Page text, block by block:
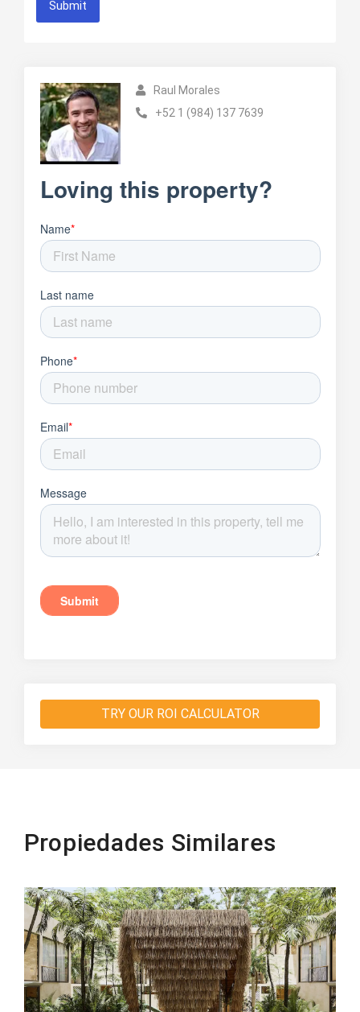
Submit
Raul Morales
+52 1 (984) 137 7639
TRY OUR ROI CALCULATOR
Propiedades Similares